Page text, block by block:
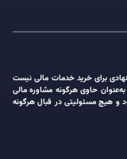
برای خرید خدمات مالی نیست
حاوی هرگونه مشاوره مالی
و هیچ مسئولیتی در قبال هرگونه